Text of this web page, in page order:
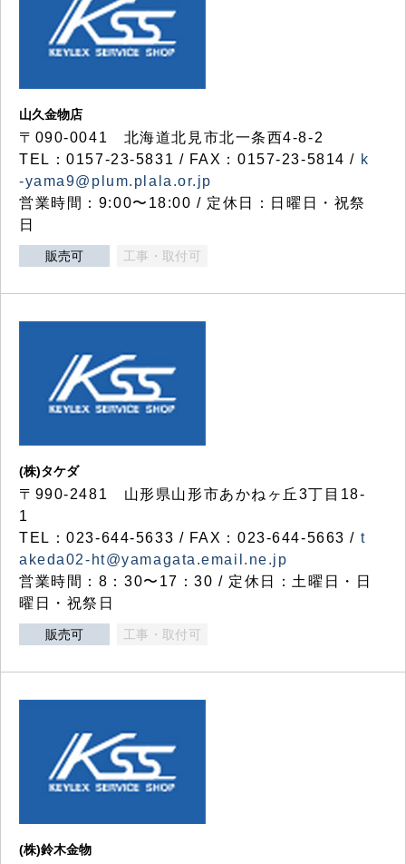
山久金物店
〒090-0041 北海道北見市北一条西4-8-2
TEL：0157-23-5831 / FAX：0157-23-5814 / k
-yama9@plum.plala.or.jp
営業時間：9:00〜18:00 / 定休日：日曜日・祝祭
日
販売可 工事・取付可
(株)タケダ
〒990-2481 山形県山形市あかねヶ丘3丁目18-
1
TEL：023-644-5633 / FAX：023-644-5663 / t
akeda02-ht@yamagata.email.ne.jp
営業時間：8：30〜17：30 / 定休日：土曜日・日
曜日・祝祭日
販売可 工事・取付可
(株)鈴木金物